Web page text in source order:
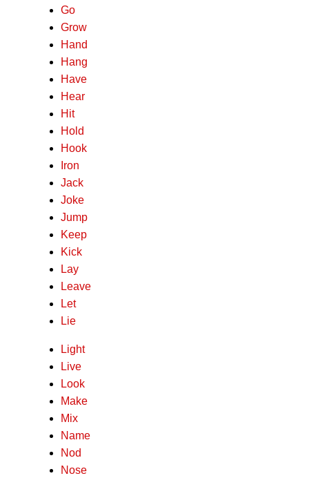
Go
Grow
Hand
Hang
Have
Hear
Hit
Hold
Hook
Iron
Jack
Joke
Jump
Keep
Kick
Lay
Leave
Let
Lie
Light
Live
Look
Make
Mix
Name
Nod
Nose